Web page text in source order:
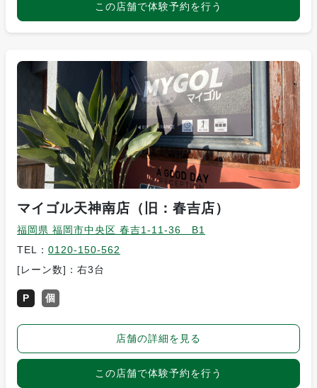
この店舗で体験予約を行う
マイゴル天神南店（旧：春吉店）
福岡県 福岡市中央区 春吉1-11-36 B1
TEL： 0120-150-562
[レーン数]：右3台
P 個
店舗の詳細を見る
この店舗で体験予約を行う